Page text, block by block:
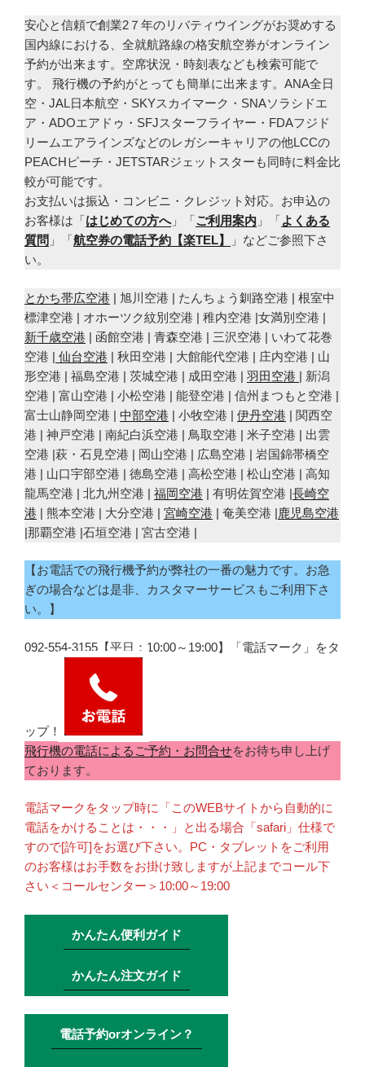
安心と信頼で創業2７年のリバティウイングがお奨めする
国内線における、全就航路線の格安航空券がオンライン
予約が出来ます。空席状況・時刻表なども検索可能で
す。 飛行機の予約がとっても簡単に出来ます。ANA全日
空・JAL日本航空・SKYスカイマーク・SNAソラシドエ
ア・ADOエアドゥ・SFJスターフライヤー・FDAフジド
リームエアラインズなどのレガシーキャリアの他LCCの
PEACHピーチ・JETSTARジェットスターも同時に料金比
較が可能です。
お支払いは振込・コンビニ・クレジット対応。お申込の
お客様は「はじめての方へ」「ご利用案内 」「よくある
質問 」「航空券の電話予約【楽TEL】
」などご参照下さ
い。
とかち帯広空港 | 旭川空港 | たんちょう釧路空港 | 根室中
標津空港 | オホーツク紋別空港 | 稚内空港 |女満別空港 |
新千歳空港 | 函館空港 | 青森空港 | 三沢空港 | いわて花巻
空港 | 仙台空港 | 秋田空港 | 大館能代空港 | 庄内空港 | 山
形空港 | 福島空港 | 茨城空港 | 成田空港 | 羽田空港 | 新潟
空港 | 富山空港 | 小松空港 | 能登空港 | 信州まつもと空港 |
富士山静岡空港 | 中部空港 | 小牧空港 | 伊丹空港 | 関西空
港 | 神戸空港 | 南紀白浜空港 | 鳥取空港 | 米子空港 | 出雲
空港 |萩・石見空港 | 岡山空港 | 広島空港 | 岩国錦帯橋空
港 | 山口宇部空港 | 徳島空港 | 高松空港 | 松山空港 | 高知
龍馬空港 | 北九州空港 | 福岡空港 | 有明佐賀空港 |長崎空
港 | 熊本空港 | 大分空港 | 宮崎空港 | 奄美空港 |鹿児島空港
|那覇空港 |石垣空港 | 宮古空港 |
【お電話での飛行機予約が弊社の一番の魅力です。お急
ぎの場合などは是非、カスタマーサービスもご利用下さ
い。】
092-554-3155【平日：10:00～19:00】「電話マーク」をタ
ップ！
飛行機の電話によるご予約・お問合せをお待ち申し上げ
ております。
電話マークをタップ時に「このWEBサイトから自動的に
電話をかけることは・・・」と出る場合「safari」仕様で
すので[許可]をお選び下さい。PC・タブレットをご利用
のお客様はお手数をお掛け致しますが上記までコール下
さい＜コールセンター＞10:00～19:00
かんたん便利ガイド
かんたん注文ガイド
電話予約orオンライン？